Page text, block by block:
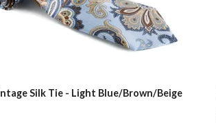
Silk Tie - Light Blue/Brown/Beige